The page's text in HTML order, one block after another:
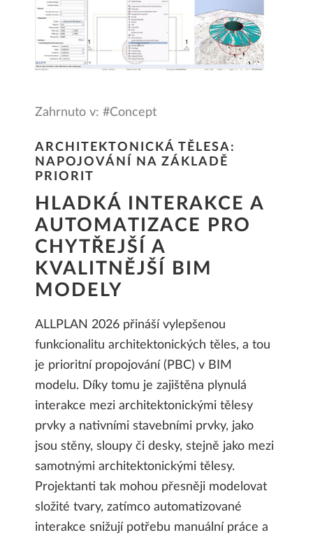
Zahrnuto v: #Concept
ARCHITEKTONICKÁ TĚLESA:
NAPOJOVÁNÍ NA ZÁKLADĚ
PRIORIT
HLADKÁ INTERAKCE A
AUTOMATIZACE PRO
CHYTŘEJŠÍ A
KVALITNĚJŠÍ BIM
MODELY
ALLPLAN 2026 přináší vylepšenou
funkcionalitu architektonických těles, a tou
je prioritní propojování (PBC) v BIM
modelu. Díky tomu je zajištěna plynulá
interakce mezi architektonickými tělesy
prvky a nativními stavebními prvky, jako
jsou stěny, sloupy či desky, stejně jako mezi
samotnými architektonickými tělesy.
Projektanti tak mohou přesněji modelovat
složité tvary, zatímco automatizované
interakce snižují potřebu manuální práce a